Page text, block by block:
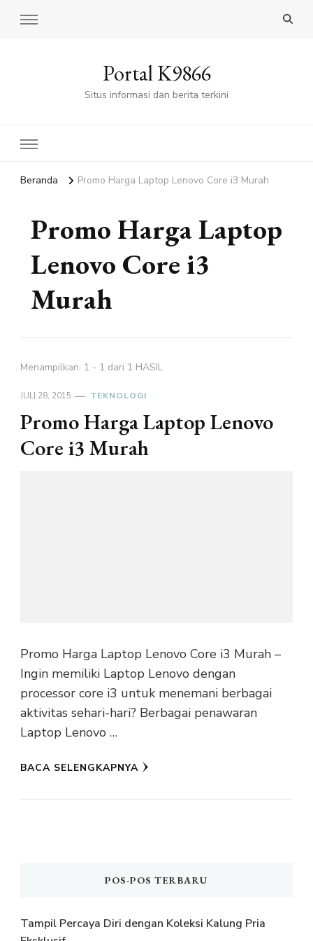
Portal K9866
Situs informasi dan berita terkini
Beranda Promo Harga Laptop Lenovo Core i3 Murah
Promo Harga Laptop
Lenovo Core i3
Murah
Menampilkan: 1 - 1 dari 1 HASIL
JULI 28, 2015 TEKNOLOGI
Promo Harga Laptop Lenovo
Core i3 Murah
Promo Harga Laptop Lenovo Core i3 Murah –
Ingin memiliki Laptop Lenovo dengan
processor core i3 untuk menemani berbagai
aktivitas sehari-hari? Berbagai penawaran
Laptop Lenovo …
BACA SELENGKAPNYA
POS-POS TERBARU
Tampil Percaya Diri dengan Koleksi Kalung Pria